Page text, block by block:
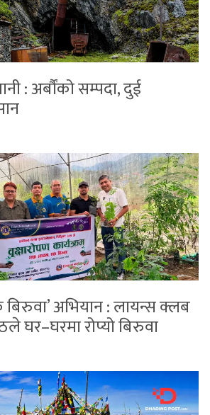
: अर्बौंको सम्पदा, दुई
अभियान : लायन्स क्लब
घर–घरमा रोप्यो बिरुवा